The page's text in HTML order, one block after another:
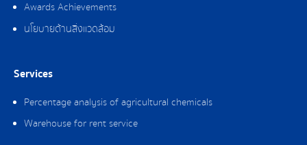
Awards Achievements
นโยบายด้านสิ่งแวดล้อม
Services
Percentage analysis of agricultural chemicals
Warehouse for rent service